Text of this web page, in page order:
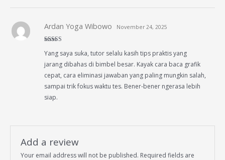
out of 5
Ardan Yoga Wibowo November 24, 2025
Yang saya suka, tutor selalu kasih tips praktis yang
jarang dibahas di bimbel besar. Kayak cara baca grafik
cepat, cara eliminasi jawaban yang paling mungkin salah,
sampai trik fokus waktu tes. Bener-bener ngerasa lebih
siap.
Add a review
Your email address will not be published. Required fields are